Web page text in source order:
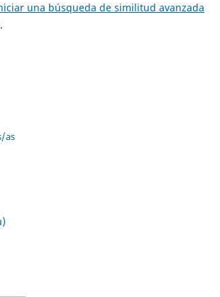
una búsqueda de similitud avanzada
as